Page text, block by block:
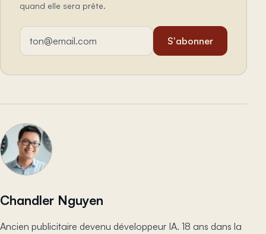
quand elle sera prête.
Adresse email
S'abonner
Chandler Nguyen
Ancien publicitaire devenu développeur IA. 18 ans dans la